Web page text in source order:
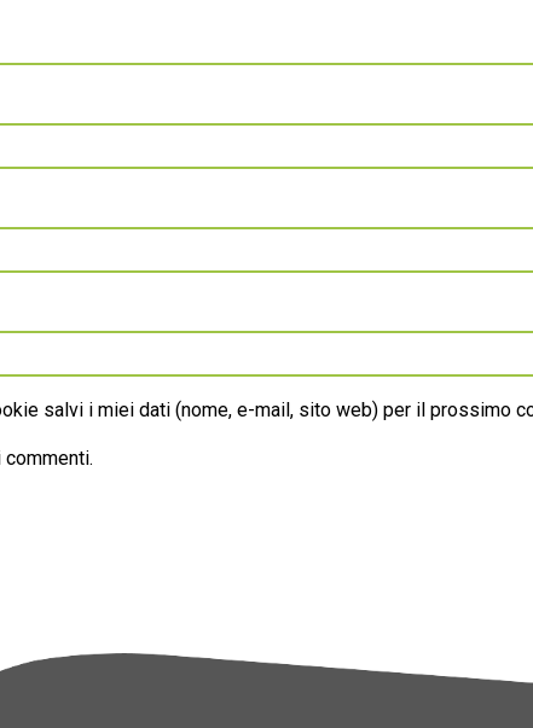
salvi i miei dati (nome, e-mail, sito web) per il prossimo